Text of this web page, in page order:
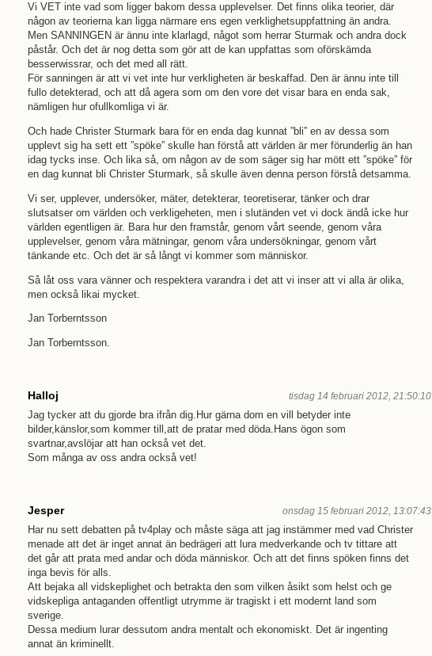
Vi VET inte vad som ligger bakom dessa upplevelser. Det finns olika teorier, där
någon av teorierna kan ligga närmare ens egen verklighetsuppfattning än andra.
Men SANNINGEN är ännu inte klarlagd, något som herrar Sturmak och andra dock
påstår. Och det är nog detta som gör att de kan uppfattas som oförskämda
besserwissrar, och det med all rätt.
För sanningen är att vi vet inte hur verkligheten är beskaffad. Den är ännu inte till
fullo detekterad, och att då agera som om den vore det visar bara en enda sak,
nämligen hur ofullkomliga vi är.
Och hade Christer Sturmark bara för en enda dag kunnat ”bli” en av dessa som
upplevt sig ha sett ett ”spöke” skulle han förstå att världen är mer förunderlig än han
idag tycks inse. Och lika så, om någon av de som säger sig har mött ett ”spöke” för
en dag kunnat bli Christer Sturmark, så skulle även denna person förstå detsamma.
Vi ser, upplever, undersöker, mäter, detekterar, teoretiserar, tänker och drar
slutsatser om världen och verkligeheten, men i slutänden vet vi dock ändå icke hur
världen egentligen är. Bara hur den framstår, genom vårt seende, genom våra
upplevelser, genom våra mätningar, genom våra undersökningar, genom vårt
tänkande etc. Och det är så långt vi kommer som människor.
Så låt oss vara vänner och respektera varandra i det att vi inser att vi alla är olika,
men också likai mycket.
Jan Torberntsson
Jan Torberntsson.
Halloj tisdag 14 februari 2012, 21:50:10
Jag tycker att du gjorde bra ifrån dig.Hur gärna dom en vill betyder inte
bilder,känslor,som kommer till,att de pratar med döda.Hans ögon som
svartnar,avslöjar att han också vet det.
Som många av oss andra också vet!
Jesper onsdag 15 februari 2012, 13:07:43
Har nu sett debatten på tv4play och måste säga att jag instämmer med vad Christer
menade att det är inget annat än bedrägeri att lura medverkande och tv tittare att
det går att prata med andar och döda människor. Och att det finns spöken finns det
inga bevis för alls.
Att bejaka all vidskeplighet och betrakta den som vilken åsikt som helst och ge
vidskepliga antaganden offentligt utrymme är tragiskt i ett modernt land som
sverige.
Dessa medium lurar dessutom andra mentalt och ekonomiskt. Det är ingenting
annat än kriminellt.